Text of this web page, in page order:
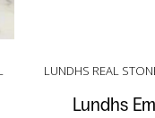
LUNDHS REAL
Lundhs